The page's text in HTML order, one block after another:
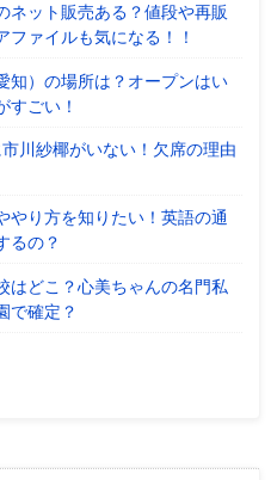
ネット販売ある？値段や再販
ファイルも気になる！！
知）の場所は？オープンはい
すごい！
川紗椰がいない！欠席の理由
やり方を知りたい！英語の通
るの？
はどこ？心美ちゃんの名門私
で確定？